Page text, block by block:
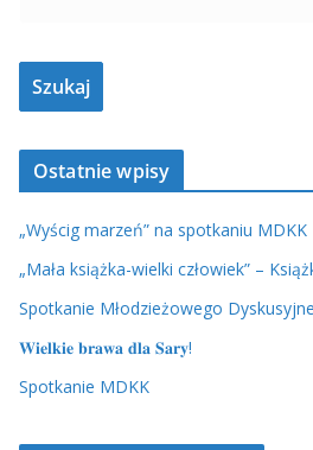
Ostatnie wpisy
„Wyścig marzeń” na spotkaniu MDKK
„Mała książka-wielki człowiek” –
Spotkanie Młodzieżowego
𝐖𝐢𝐞𝐥𝐤𝐢𝐞 𝐛𝐫𝐚𝐰𝐚 𝐝𝐥𝐚 𝐒𝐚𝐫𝐲!
Spotkanie MDKK